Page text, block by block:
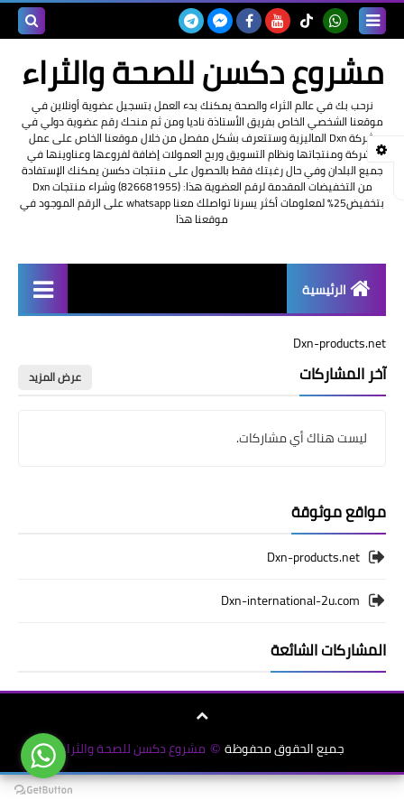
المدونة
مشروع دكسن للصحة والثراء
نرحب بك في عالم الثراء والصحة يمكنك بدء العمل بتسجيل عضوية أونلاين في
موقعنا الشخصي الخاص بفريق الأستاذة ناديا ومن ثم منحك رقم عضوية دولي في
شركة Dxn الماليزية وستتعرف بشكل مفصل من خلال موقعنا الخاص على عمل
الشركة ومنتجاتها ونظام التسويق وربح العمولات إضافة لفروعها وعناوينها في
جميع البلدان وفي حال رغبتك فقط بالحصول على منتجات دكسن يمكنك الإستفادة
من التخفيضات المقدمة لرقم العضوية هذا: (826681955) وشراء منتجات Dxn
بتخفيض25% لمعلومات أكثر يسرنا تواصلك معنا whatsapp على الرقم الموجود في
موقعنا هذا
الرئيسية
Dxn-products.net
آخر المشاركات عرض المزيد
ليست هناك أي مشاركات.
مواقع موثوقة
Dxn-products.net
Dxn-international-2u.com
المشاركات الشائعة
جميع الحقوق محفوظة © مشروع دكسن للصحة والثراء